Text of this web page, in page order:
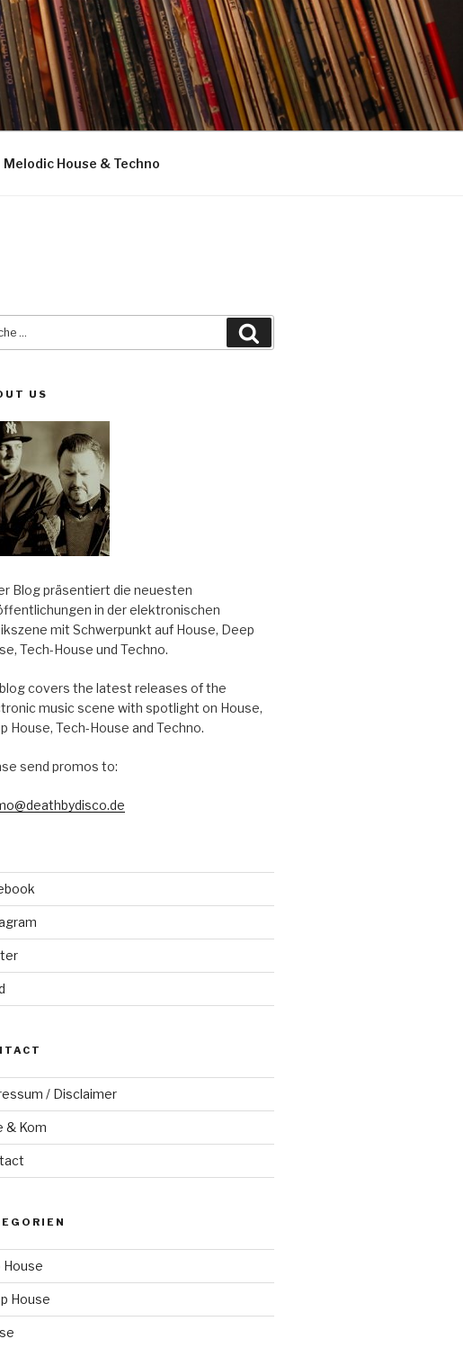
Melodic House & Techno
US
Blog präsentiert die neuesten
in der elektronischen
mit Schwerpunkt auf House, Deep
Tech-House und Techno.
covers the latest releases of the
music scene with spotlight on House,
House, Tech-House and Techno.
send promos to:
/ Disclaimer
& Kom
House
House